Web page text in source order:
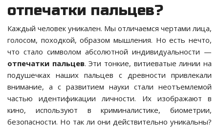
отпечатки пальцев?
Каждый человек уникален. Мы отличаемся чертами лица,
голосом, походкой, образом мышления. Но есть нечто,
что стало символом абсолютной индивидуальности —
отпечатки пальцев. Эти тонкие, витиеватые линии на
подушечках наших пальцев с древности привлекали
внимание, а с развитием науки стали неотъемлемой
частью идентификации личности. Их изображают в
кино, используют в криминалистике, биометрии,
безопасности. Но так ли они действительно уникальны?